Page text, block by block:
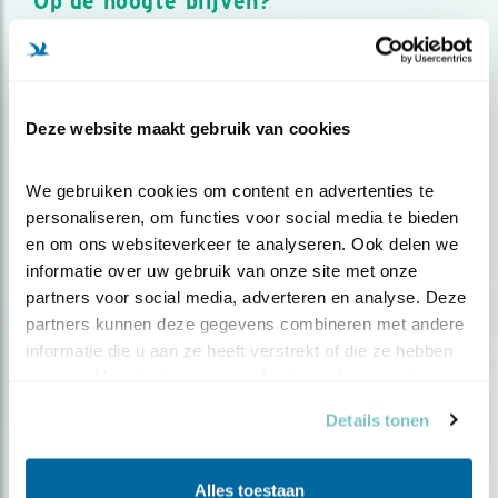
Deze website maakt gebruik van cookies
We gebruiken cookies om content en advertenties te
personaliseren, om functies voor social media te bieden
en om ons websiteverkeer te analyseren. Ook delen we
informatie over uw gebruik van onze site met onze
partners voor social media, adverteren en analyse. Deze
partners kunnen deze gegevens combineren met andere
informatie die u aan ze heeft verstrekt of die ze hebben
Details tonen
Alles toestaan
Meld je aan en ontvang nieuws, inspiratie, acties en tips
over vogels en activiteiten van Vogelbescherming.